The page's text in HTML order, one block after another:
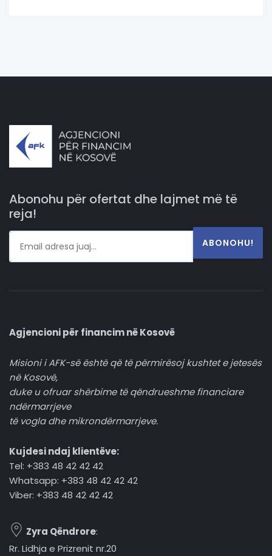
Abonohu për ofertat dhe lajmet më të
reja!
ABONOHU!
Agjencioni për financim në Kosovë
Misioni i AFK-së është që të përmirësoj kushtet e jetesës
në Kosovë,
duke u ofruar shërbime të qëndrueshme financiare
ndërmarrjeve
të vogla dhe mikrondërmarrjeve.
Kujdesi ndaj klientëve:
Tel: +383 48 42 42 42
Whatsapp: +383 48 42 42 42
Viber: +383 48 42 42 42
Zyra Qëndrore:
Rr. Lidhja e Prizrenit nr.20